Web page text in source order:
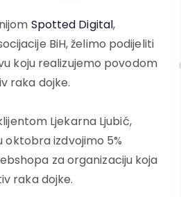
Spotted Digital,
BiH, želimo podijeliti
koju realizujemo povodom
raka dojke.
Ljekarna Ljubić,
oktobra izdvojimo 5%
za organizaciju koja
raka dojke.